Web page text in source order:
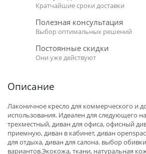
Кратчайшие сроки доставки
Полезная консультация
Выбор оптимальных решений
Постоянные скидки
Они уже действуют
Описание
Лаконичное кресло для коммерческого и
использования. Идеален для следующего
трехместный, диван для офиса, офисный
приемную, диван в кабинет, диван
для отдыха, диван для салона. выбор
вариантов.Экокожа, ткани, натуральная